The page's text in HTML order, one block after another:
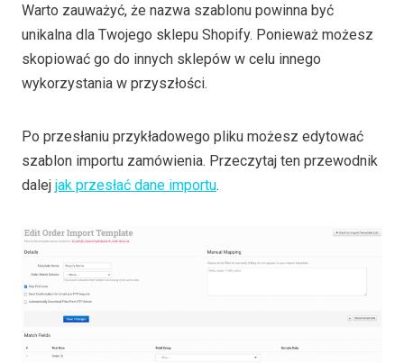
Warto zauważyć, że nazwa szablonu powinna być
unikalna dla Twojego sklepu Shopify. Ponieważ możesz
skopiować go do innych sklepów w celu innego
wykorzystania w przyszłości.
Po przesłaniu przykładowego pliku możesz edytować
szablon importu zamówienia. Przeczytaj ten przewodnik
dalej jak przesłać dane importu.